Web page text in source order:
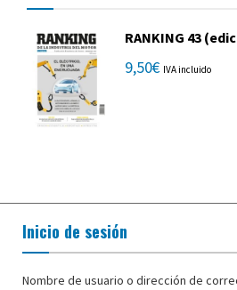
RANKING 43
9,50€ IVA incluido
Inicio de sesión
Nombre de usuario o dirección de